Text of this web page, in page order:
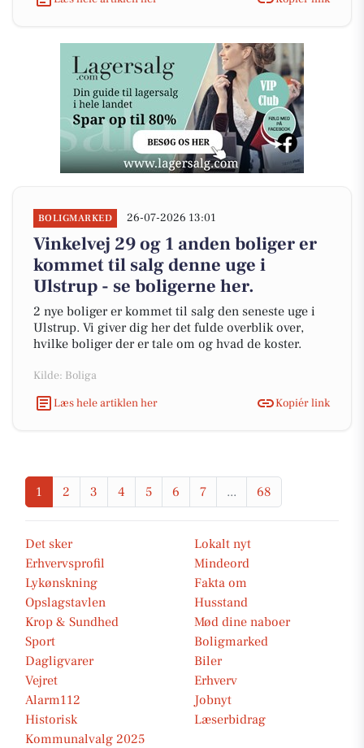
BOLIGMARKED 26-07-2026 13:01
Vinkelvej 29 og 1 anden boliger er
kommet til salg denne uge i
Ulstrup - se boligerne her.
2 nye boliger er kommet til salg den seneste uge i
Ulstrup. Vi giver dig her det fulde overblik over,
hvilke boliger der er tale om og hvad de koster.
Kilde: Boliga
Læs hele artiklen her
Kopiér link
1 2 3 4 5 6 7 ... 68
Det sker
Lokalt nyt
Erhvervsprofil
Mindeord
Lykønskning
Fakta om
Opslagstavlen
Husstand
Krop & Sundhed
Mød dine naboer
Sport
Boligmarked
Dagligvarer
Biler
Vejret
Erhverv
Alarm112
Jobnyt
Historisk
Læserbidrag
Kommunalvalg 2025